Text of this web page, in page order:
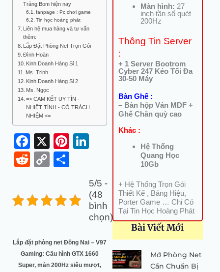
Trảng Bom hiện nay
fanpage : Pc chơi game
Tin học hoàng phát
Liên hệ mua hàng và tư vấn
thêm:
Lắp Đặt Phòng Net Trọn Gói
Đình Hoàn
Kinh Doanh Hàng Sỉ 1
Ms. Trinh
Kinh Doanh Hàng Sỉ 2
Ms. Ngọc
=> CAM KẾT UY TÍN -
NHIỆT TÌNH - CÓ TRÁCH
NHIỆM <=
Facebook
X Pinterest
LinkedIn
RedditCopy
5/5 -
(48
bình
chọn)
Lắp đặt phòng net Đồng Nai – V97
Gaming: Cấu hình GTX 1660
Super, màn 200Hz siêu mượt,
Màn hình: 27
inch tần số quét
200Hz
Thông Tin Server
:
+ 1 Server Bootrom
Cyber 247 Kéo Tối Đa
30-50 Máy
Bàn Ghế :
– Bàn hộp Ván MDF +
Ghế Chân quỳ cao
Khác :
Hệ Thống
Quang Học
10Gb
+ Hệ Thống Trọn Gói
Thiết Kế , Bảng Hiệu,
Porter Game … Chỉ Có
Tại Tin Học Hoàng Phát
Bài Viết Mới
Mở Phòng Net
Cần Chuẩn Bị